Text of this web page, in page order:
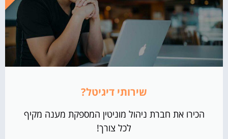
שירותי דיגיטל?
הכירו את חברת ניהול מוניטין המספקת מענה מקיף
לכל צורך!